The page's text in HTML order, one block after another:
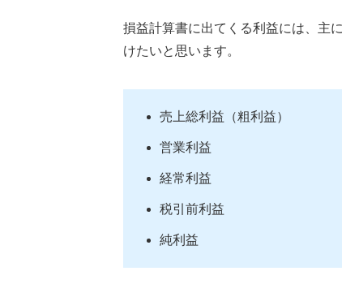
損益計算書に出てくる利益には、主
けたいと思います。
売上総利益（粗利益）
営業利益
経常利益
税引前利益
純利益